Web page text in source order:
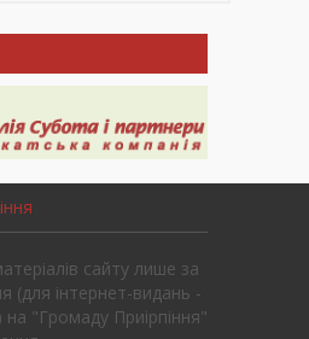
сайту лише за
(для інтернет-видань -
на "Громаду Приірпіння"